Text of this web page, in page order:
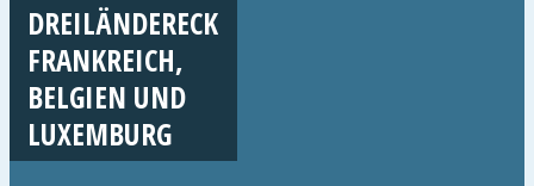
DREILÄNDERECK
FRANKREICH,
BELGIEN UND
LUXEMBURG